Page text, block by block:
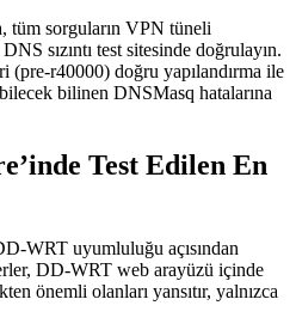
tüm sorguların VPN tüneli
sızıntı test sitesinde doğrulayın.
(pre-r40000) doğru yapılandırma ile
bilinen DNSMasq hatalarına
Test Edilen En
WRT uyumluluğu açısından
DD-WRT web arayüzü içinde
önemli olanları yansıtır, yalnızca